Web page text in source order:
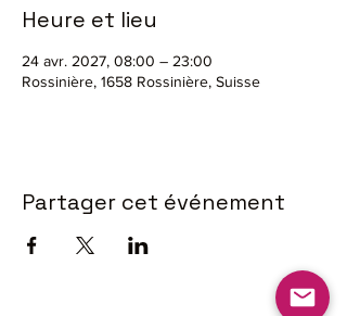
Heure et lieu
24 avr. 2027, 08:00 – 23:00
Rossinière, 1658 Rossinière, Suisse
Partager cet événement